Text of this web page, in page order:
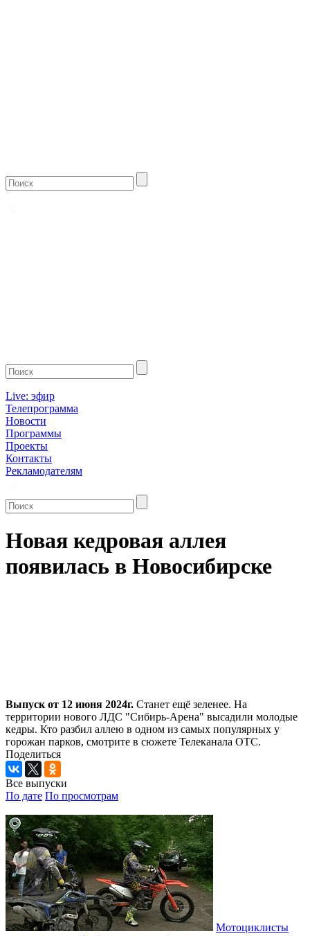
Live: эфир
Телепрограмма
Новости
Программы
Проекты
Контакты
Рекламодателям
Новая кедровая аллея
появилась в Новосибирске
Выпуск от 12 июня 2024г. Станет ещё зеленее. На
территории нового ЛДС "Сибирь-Арена" высадили молодые
кедры. Кто разбил аллею в одном из самых популярных у
горожан парков, смотрите в сюжете Телеканала ОТС.
Поделиться
Все выпуски
По дате По просмотрам
Мотоциклисты